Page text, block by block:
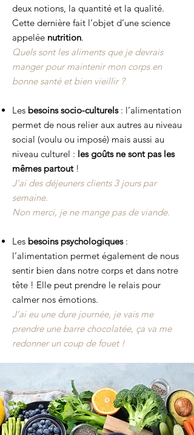
deux notions, la quantité et la qualité.
Cette dernière fait l’objet d’une science
appelée nutrition.
Quels sont les aliments que je devrais
manger pour maintenir mon corps en
bonne santé et bien vieillir ?
Les besoins socio-culturels: l’alimentation
permet de nous relier aux autres au niveau
social (voulu ou imposé) mais aussi au
niveau culturel : les goûts ne sont pas les
mêmes partout!
J'ai des déjeuners clients 3 jours par
semaine.
Non merci, je ne mange pas de viande.
Les besoins psychologiques :
l’alimentation permet également de nous
sentir bien dans notre corps et dans notre
tête ! Elle peut prendre le relais pour
calmer nos émotions.
J’ai eu une dure journée, je vais me
prendre une barre chocolatée, ça va me
redonner un coup de fouet !